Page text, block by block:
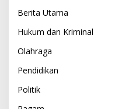
Berita Utama
Hukum dan Kriminal
Olahraga
Pendidikan
Politik